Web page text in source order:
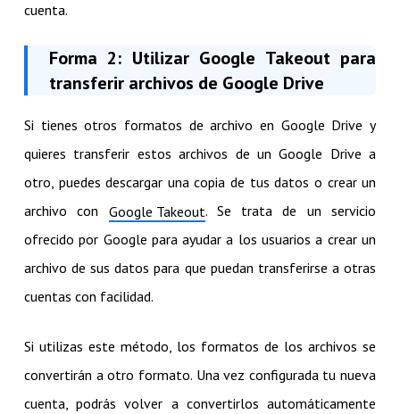
cuenta.
Forma 2: Utilizar Google Takeout para
transferir archivos de Google Drive
Si tienes otros formatos de archivo en Google Drive y
quieres transferir estos archivos de un Google Drive a
otro, puedes descargar una copia de tus datos o crear un
archivo con Google Takeout. Se trata de un servicio
ofrecido por Google para ayudar a los usuarios a crear un
archivo de sus datos para que puedan transferirse a otras
cuentas con facilidad.
Si utilizas este método, los formatos de los archivos se
convertirán a otro formato. Una vez configurada tu nueva
cuenta, podrás volver a convertirlos automáticamente